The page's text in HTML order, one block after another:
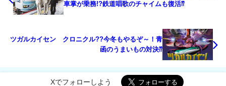
車掌が乗務!?鉄道唱歌のチャイムも復活⁇
ツガルカイセン クロニクル??今冬もやるぞ～！青
函のうまいもの対決⁇
Xでフォローしよう